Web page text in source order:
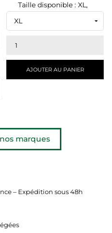
Taille disponible : XL,
AJOUTER AU PANIER
marques
– Expédition sous 48h